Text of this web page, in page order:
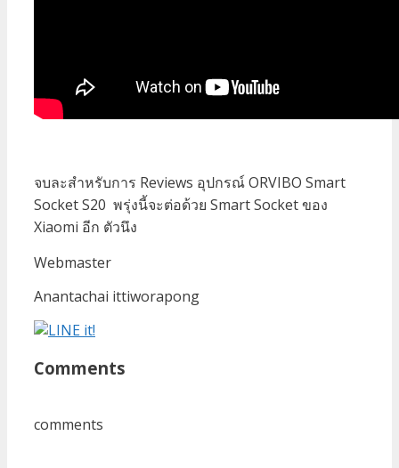
จบละสำหรับการ Reviews อุปกรณ์ ORVIBO Smart
Socket S20 พรุ่งนี้จะต่อด้วย Smart Socket ของ
Xiaomi อีก ตัวนึง
Webmaster
Anantachai ittiworapong
Comments
comments